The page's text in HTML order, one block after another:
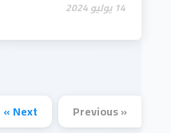
14 يوليو 2024
« Previous
Next »